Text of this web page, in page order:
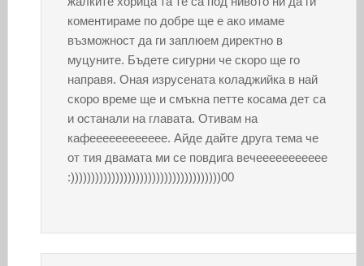
коментираме по добре ще е ако имаме
възможност да ги заплюем директно в
муцуните. Бъдете сигурни че скоро ще го
направя. Оная изрусената коладжийка в най
скоро време ще и смъкна петте косама дет са
и останали на главата. Отивам на
кафееееееееееее. Айде дайте друга тема че
от тия двамата ми се повдига вечеееееееееее
:)))))))))))))))))))))))))))))))))))))00